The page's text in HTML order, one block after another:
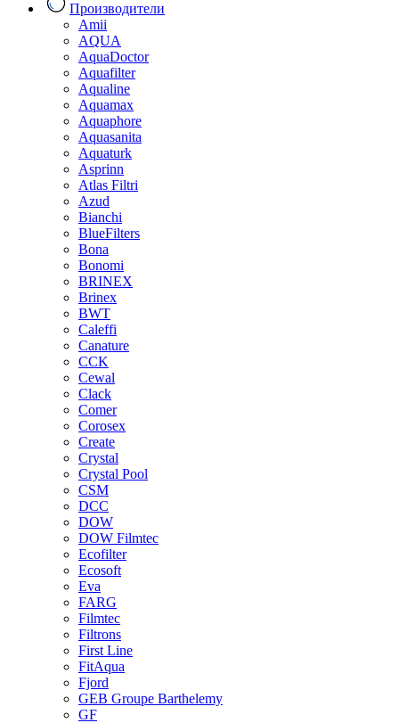
Производители
Amii
AQUA
AquaDoctor
Aquafilter
Aqualine
Aquamax
Aquaphore
Aquasanita
Aquaturk
Asprinn
Atlas Filtri
Azud
Bianchi
BlueFilters
Bona
Bonomi
BRINEX
Brinex
BWT
Caleffi
Canature
CCK
Cewal
Clack
Comer
Corosex
Create
Crystal
Crystal Pool
CSM
DCC
DOW
DOW Filmtec
Ecofilter
Ecosoft
Eva
FARG
Filmtec
Filtrons
First Line
FitAqua
Fjord
GEB Groupe Barthelemy
GF